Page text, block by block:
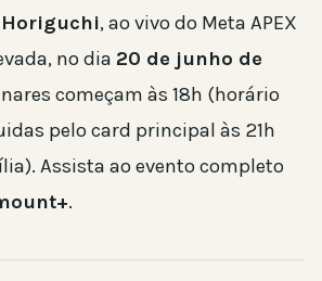
, ao vivo do Meta APEX
no dia 20 de junho de
começam às 18h (horário
pelo card principal às 21h
Assista ao evento completo
.